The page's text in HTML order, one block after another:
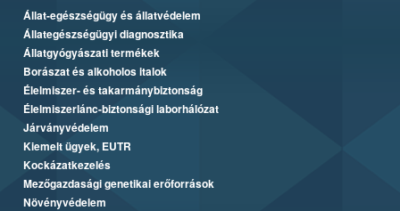
Állat-egészségügy és állatvédelem
Állategészségügyi diagnosztika
Állatgyógyászati termékek
Borászat és alkoholos italok
Élelmiszer- és takarmánybiztonság
Élelmiszerlánc-biztonsági laborhálózat
Járványvédelem
Kiemelt ügyek, EUTR
Kockázatkezelés
Mezőgazdasági genetikai erőforrások
Növényvédelem